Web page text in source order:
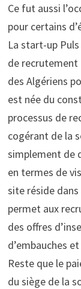
Ce fut aussi
pour certains
La start-up
de recrutement
des Algériens
est née du
processus de
cogérant de la
simplement de
en termes de
site réside
permet aux
des offres
d’embauches
Reste que le
du siège de la